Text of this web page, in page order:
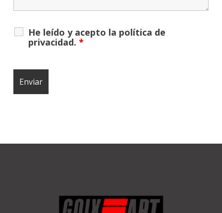
He leído y acepto la política de
privacidad.*